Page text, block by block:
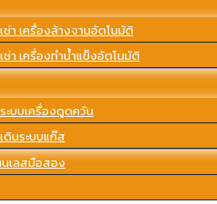
ช่า เครื่องล้างจานอัตโนมัติ
ช่า เครื่องทำน้ำแข็งอัตโนมัติ
บบเครื่องดูดควัน
นระบบแก๊ส
เลสมือสอง